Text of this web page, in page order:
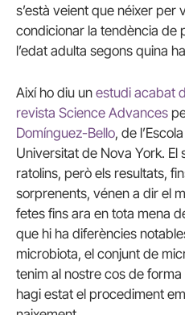
s’està veient que néixer
condicionar la tendència de
l’edat adulta segons quina
Així ho diu un estudi acabat
revista Science Advances
Domínguez-Bello, de
Universitat de Nova York. El
ratolins, però els resultats,
sorprenents, vénen a dir el
fetes fins ara en tota mena
que hi ha diferències
microbiota, el conjunt de
tenim al nostre cos de
hagi estat el procediment